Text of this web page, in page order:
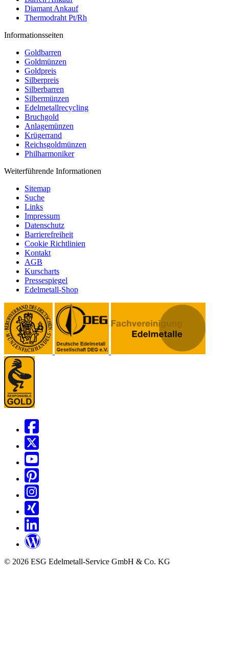
Diamant Ankauf
Thermodraht Pt/Rh
Informationsseiten
Goldbarren
Goldmünzen
Goldpreis
Silberpreis
Silberbarren
Silbermünzen
Edelmetallrecycling
Bruchgold
Anlagemünzen
Krügerrand
Reichsgoldmünzen
Philharmoniker
Weiterführende Informationen
Sitemap
Suche
Links
Impressum
Datenschutz
Barrierefreiheit
Cookie Richtlinien
Kontakt
AGB
Kurscharts
Pressespiegel
Edelmetall-Shop
© 2026 ESG Edelmetall-Service GmbH & Co. KG